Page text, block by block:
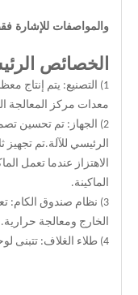
والمواصفات للإشارة
الخصائص
1) التصنيع: يتم إنتاج
معدات مركز المعالجة
2) الجهاز: تم تحسين
الرئيسي للآلة.تم تجهيز
الاهتزاز عندما تعمل
الماكينة.
3) نظام صندوق الكام:
الخارج ومعالجة حرارية.
4) طلاء الغلاف: تتبنى لوحة غطاء السيارة (EPB).